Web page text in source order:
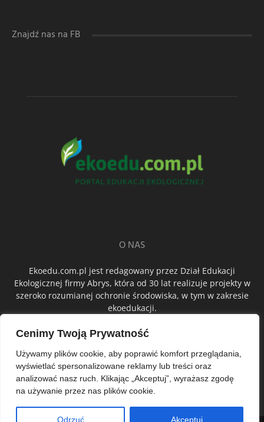
Cenimy Twoją Prywatność
Używamy plików cookie, aby poprawić komfort przeglądania,
wyświetlać spersonalizowane reklamy lub treści oraz
analizować nasz ruch. Klikając „Akceptuj”, wyrażasz zgodę
na używanie przez nas plików cookie.
Odrzuć Akceptuj
Znajdź nas na FB
O NAS
Ekoedu.com.pl jest redagowany przez Dział Edukacji
Ekologicznej firmy Abrys, która od 30 lat realizuje projekty w
szeroko rozumianej ochronie środowiska, w tym w zakresie
ekoedukacji.
ŚLEDŹ NAS